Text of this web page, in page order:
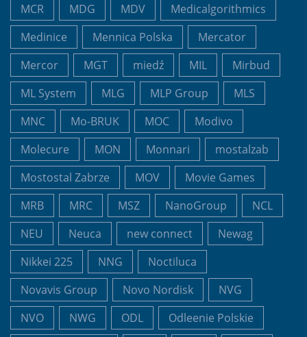
MCR
MDG MDV
Medicalgorithmics
Medinice
Mennica Polska
Mercator
Mercor
MGT miedź MIL
Mirbud
ML System
MLG MLP Group
MLS
MNC
Mo-BRUK MOC
Modivo
Molecure
MON Monnari
mostalzab
Mostostal Zabrze
MOV
Movie Games
MRB
MRC MSZ NanoGroup
NCL
NEU
Neuca new connect
Newag
Nikkei 225
NNG
Noctiluca
Novavis Group
Novo Nordisk
NVG
NVO
NWG ODL
Odleenie Polskie